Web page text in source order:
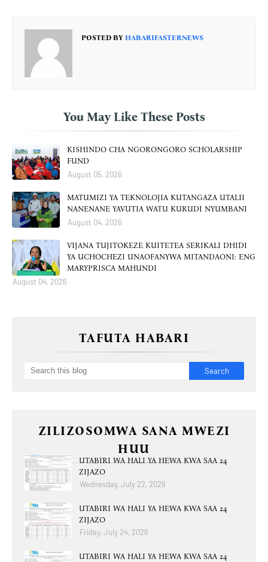
POSTED BY HABARIFASTERNEWS
You May Like These Posts
KISHINDO CHA NGORONGORO SCHOLARSHIP
FUND
August 05, 2026
MATUMIZI YA TEKNOLOJIA KUTANGAZA UTALII
NANENANE YAVUTIA WATU KURUDI NYUMBANI
August 04, 2026
VIJANA TUJITOKEZE KUITETEA SERIKALI DHIDI
YA UCHOCHEZI UNAOFANYWA MITANDAONI: ENG
MARYPRISCA MAHUNDI
August 04, 2026
TAFUTA HABARI
ZILIZOSOMWA SANA MWEZI
HUU
UTABIRI WA HALI YA HEWA KWA SAA 24
ZIJAZO
Wednesday, July 22, 2026
UTABIRI WA HALI YA HEWA KWA SAA 24
ZIJAZO
Friday, July 24, 2026
UTABIRI WA HALI YA HEWA KWA SAA 24